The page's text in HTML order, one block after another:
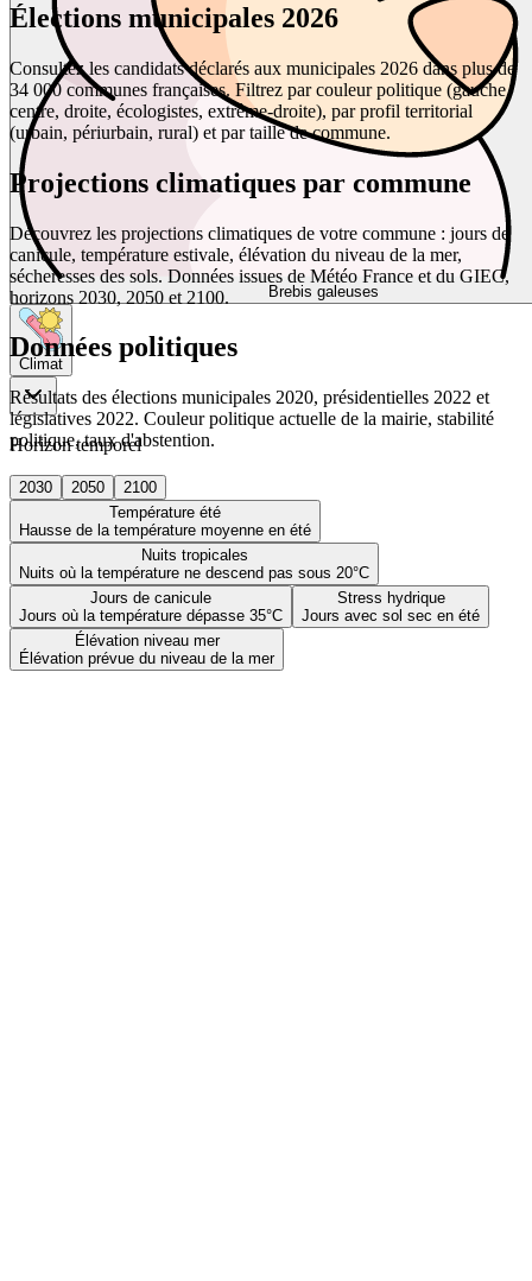
Brebis galeuses
Climat
Horizon temporel
2030 2050
2100
Température été
Hausse de la température moyenne en été
Nuits tropicales
Nuits où la température ne descend pas sous 20°C
Jours de canicule
Jours où la température dépasse 35°C
Stress hydrique
Jours avec sol sec en été
Élévation niveau mer
Élévation prévue du niveau de la mer
Élections municipales 2026
Consultez les candidats déclarés aux municipales 2026 dans plus de
34 000 communes françaises. Filtrez par couleur politique (gauche,
centre, droite, écologistes, extrême-droite), par profil territorial
(urbain, périurbain, rural) et par taille de commune.
Projections climatiques par commune
Découvrez les projections climatiques de votre commune : jours de
canicule, température estivale, élévation du niveau de la mer,
sécheresses des sols. Données issues de Météo France et du GIEC,
horizons 2030, 2050 et 2100.
Données politiques
Résultats des élections municipales 2020, présidentielles 2022 et
législatives 2022. Couleur politique actuelle de la mairie, stabilité
politique, taux d'abstention.